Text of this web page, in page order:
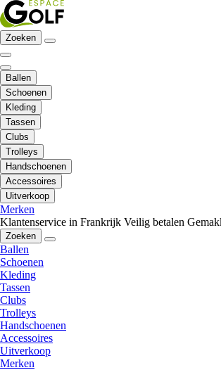
Zoeken
Ballen
Schoenen
Kleding
Tassen
Clubs
Trolleys
Handschoenen
Accessoires
Uitverkoop
Merken
Klantenservice in Frankrijk Veilig betalen
Zoeken
Ballen
Schoenen
Kleding
Tassen
Clubs
Trolleys
Handschoenen
Accessoires
Uitverkoop
Merken